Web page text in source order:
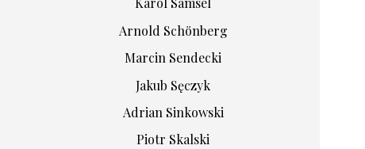
Arnold Schönberg
Marcin Sendecki
Jakub Sęczyk
Adrian Sinkowski
Piotr Skalski